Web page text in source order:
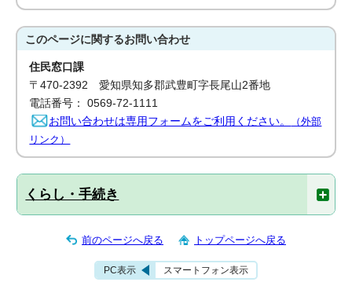
このページに関するお問い合わせ
住民窓口課
〒470-2392 愛知県知多郡武豊町字長尾山2番地
電話番号： 0569-72-1111
お問い合わせは専用フォームをご利用ください。
（外部
リンク）
くらし・手続き
前のページへ戻る トップページへ戻る
PC表示 スマートフォン表示